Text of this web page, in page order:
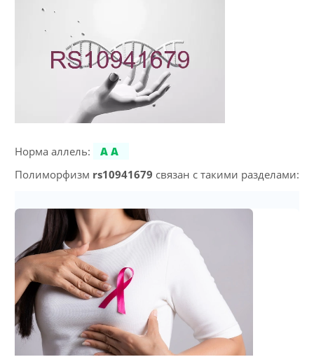
Норма аллель:
AA
Полиморфизм rs10941679 связан с такими разделами: